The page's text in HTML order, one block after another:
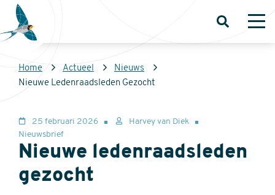
Overslaan
naar
inhoud
gaan
Sovon
Homepage
Open
Kruimelpad
Home Actueel
Nieuws
Nieuwe Ledenraadsleden Gezocht
Nieuwe ledenraadsleden
gezocht
25 februari 2026
Harvey van Diek
Nieuwsbrief